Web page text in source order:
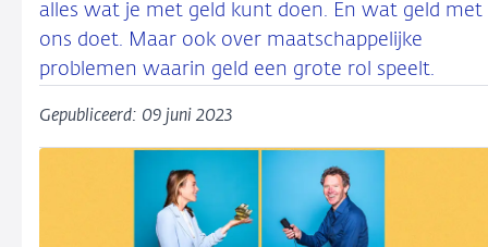
alles wat je met geld kunt doen. En wat geld met
ons doet. Maar ook over maatschappelijke
problemen waarin geld een grote rol speelt.
Gepubliceerd: 09 juni 2023